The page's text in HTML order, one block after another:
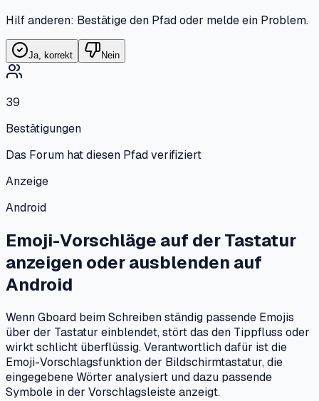
Hilf anderen: Bestätige den Pfad oder melde ein Problem.
Ja, korrekt Nein
39
Bestätigungen
Das Forum hat diesen Pfad verifiziert
Anzeige
Android
Emoji-Vorschläge auf der Tastatur
anzeigen oder ausblenden auf
Android
Wenn Gboard beim Schreiben ständig passende Emojis
über der Tastatur einblendet, stört das den Tippfluss oder
wirkt schlicht überflüssig. Verantwortlich dafür ist die
Emoji-Vorschlagsfunktion der Bildschirmtastatur, die
eingegebene Wörter analysiert und dazu passende
Symbole in der Vorschlagsleiste anzeigt.